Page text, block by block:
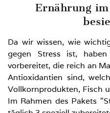
Ernährung
Da wir wissen, wie
gegen Stress ist,
vorbereitet, die reich an
Antioxidantien sind,
Vollkornprodukten, Fisch
Im Rahmen des Pakets